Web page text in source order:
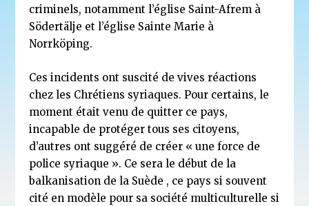
criminels, notamment l’église Saint-Afrem à
Södertälje et l’église Sainte Marie à
Norrköping.
Ces incidents ont suscité de vives réactions
chez les Chrétiens syriaques. Pour certains, le
moment était venu de quitter ce pays,
incapable de protéger tous ses citoyens,
d’autres ont suggéré de créer « une force de
police syriaque ». Ce sera le début de la
balkanisation de la Suède , ce pays si souvent
cité en modèle pour sa société multiculturelle si